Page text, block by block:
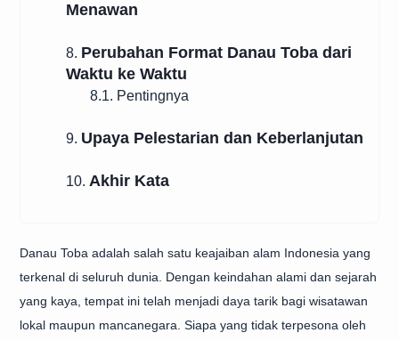
Menawan
8. Perubahan Format Danau Toba dari
Waktu ke Waktu
8.1. Pentingnya
9. Upaya Pelestarian dan Keberlanjutan
10. Akhir Kata
Danau Toba adalah salah satu keajaiban alam Indonesia yang
terkenal di seluruh dunia. Dengan keindahan alami dan sejarah
yang kaya, tempat ini telah menjadi daya tarik bagi wisatawan
lokal maupun mancanegara. Siapa yang tidak terpesona oleh